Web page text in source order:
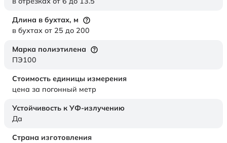
Длина в бухтах, м
в бухтах от 25 до 200
Марка полиэтилена
ПЭ100
Стоимость единицы измерения
цена за погонный метр
Устойчивость к УФ-излучению
Да
Страна изготовления